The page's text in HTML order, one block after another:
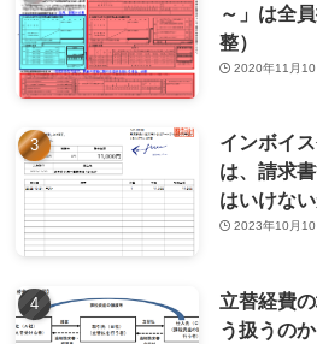
～」は全
整）
2020年11月10
インボイ
は、請求
はいけな
2023年10月10
立替経費
う扱うのか